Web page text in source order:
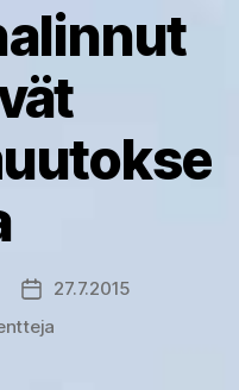
Julkaisupäivämäärä
27.7.2015